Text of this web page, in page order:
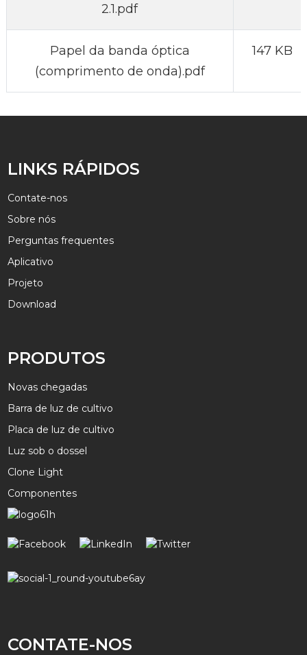
2.1.pdf
Papel da banda óptica
(comprimento de onda).pdf
147 KB
LINKS RÁPIDOS
Contate-nos
Sobre nós
Perguntas frequentes
Aplicativo
Projeto
Download
PRODUTOS
Novas chegadas
Barra de luz de cultivo
Placa de luz de cultivo
Luz sob o dossel
Clone Light
Componentes
CONTATE-NOS